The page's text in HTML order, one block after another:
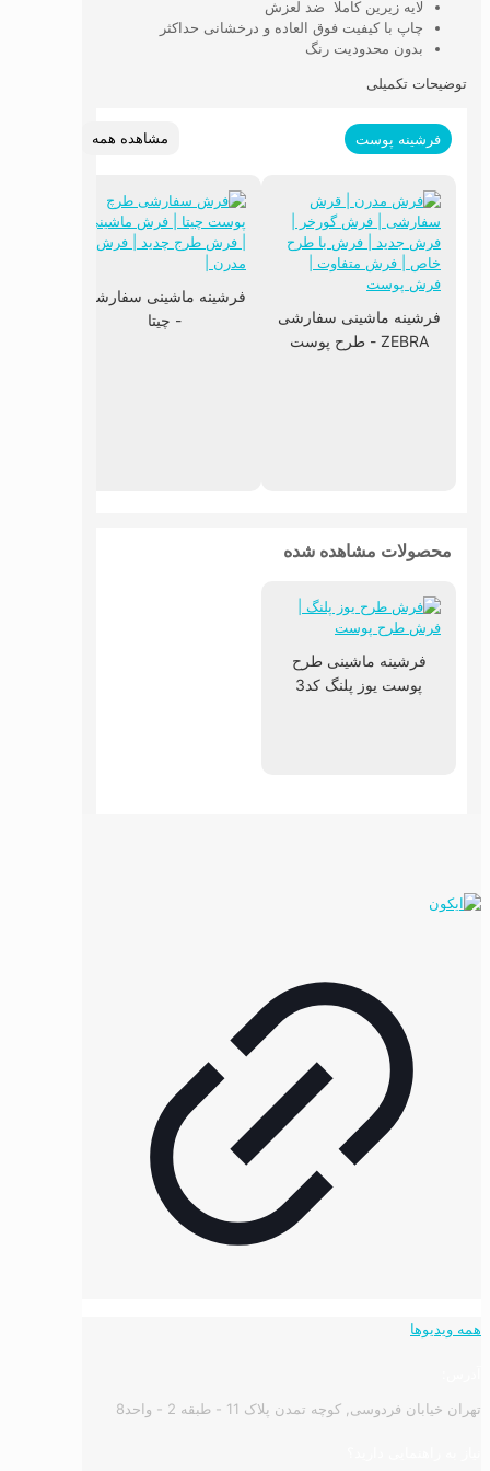
لایه زیرین کاملا ضد لعزش
چاپ با کیفیت فوق العاده و درخشانی حداکثر
بدون محدودیت رنگ
توضیحات تکمیلی
فرشینه پوست مشاهده همه
فرشینه ماشینی سفارشی
ZEBRA - طرح پوست
فرشینه ماشینی سفارشی
- چیتا
محصولات مشاهده شده
فرشینه ماشینی طرح
پوست یوز پلنگ کد3
همه ویدیوها
تهران خیابان فردوسی, کوچه تمدن پلاک 11 - طبقه 2 - واحد8